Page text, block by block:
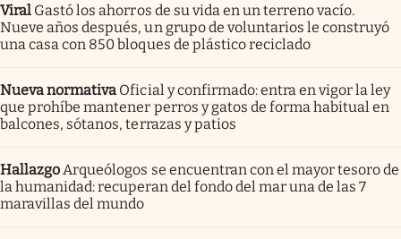
Viral Gastó los ahorros de su vida en un terreno vacío.
Nueve años después, un grupo de voluntarios le construyó
una casa con 850 bloques de plástico reciclado
Nueva normativa Oficial y confirmado: entra en vigor la ley
que prohíbe mantener perros y gatos de forma habitual en
balcones, sótanos, terrazas y patios
Hallazgo Arqueólogos se encuentran con el mayor tesoro de
la humanidad: recuperan del fondo del mar una de las 7
maravillas del mundo